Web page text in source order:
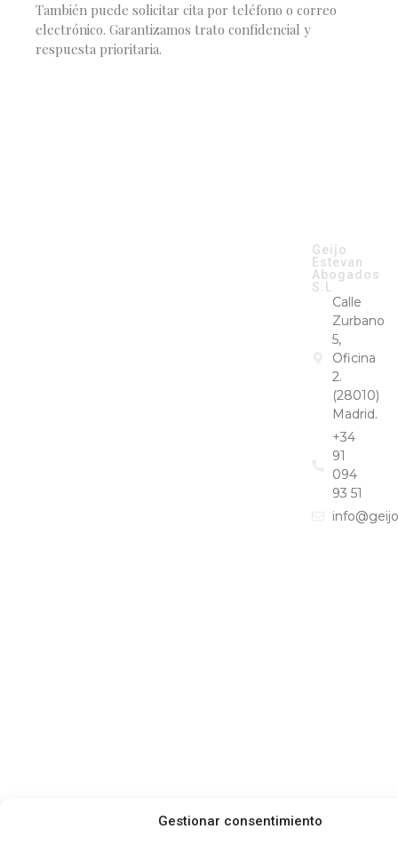
Gestionar consentimiento
También puede solicitar cita por teléfono o correo
electrónico. Garantizamos trato confidencial y
respuesta prioritaria.
Geijo
Estevan
Abogados
S.L
Calle
Zurbano
5,
Oficina
2.
(28010)
Madrid.
+34
91
094
93 51